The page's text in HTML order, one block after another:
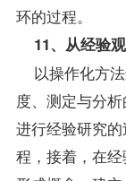
环的过程。
11、从经验
以操作化方
度、测定与分
进行经验研究
程，接着，在